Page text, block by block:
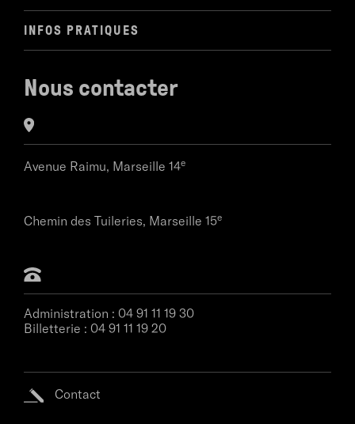
INFOS PRATIQUES
Nous contacter
Avenue Raimu, Marseille 14e
Chemin des Tuileries, Marseille 15e
Administration : 04 91 11 19 30
Billetterie : 04 91 11 19 20
Contact